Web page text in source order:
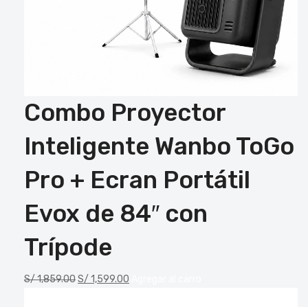
Combo Proyector
Inteligente Wanbo ToGo
Pro + Ecran Portátil
Evox de 84″ con
Trípode
S/1,859.00S/ 1,599.00